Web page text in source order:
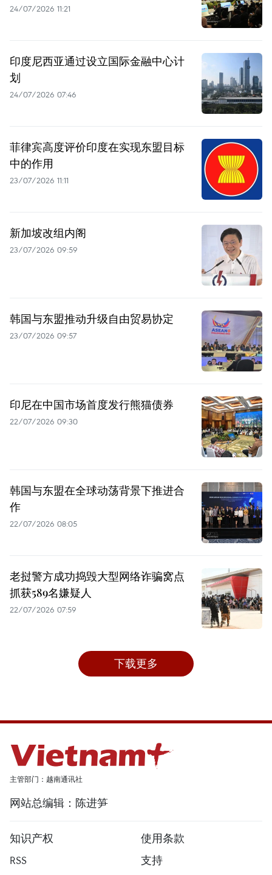
24/07/2026 11:21
印度尼西亚通过设立国际金融中心计
划
24/07/2026 07:46
菲律宾高度评价印度在实现东盟目标
中的作用
23/07/2026 11:11
新加坡改组内阁
23/07/2026 09:59
韩国与东盟推动升级自由贸易协定
23/07/2026 09:57
印尼在中国市场首度发行熊猫债券
22/07/2026 09:30
韩国与东盟在全球动荡背景下推进合
作
22/07/2026 08:05
老挝警方成功捣毁大型网络诈骗窝点
抓获589名嫌疑人
22/07/2026 07:59
下载更多
主管部门：越南通讯社
网站总编辑：陈进笋
知识产权
使用条款
RSS
支持